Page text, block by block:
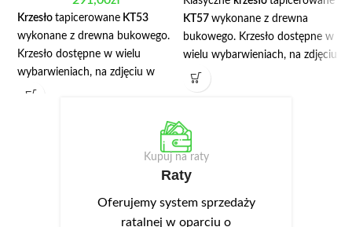
Krzesło tapicerowane KT53
wykonane z drewna bukowego.
Krzesło dostępne w wielu
wybarwieniach, na zdjęciu w
kolorze jabłoń. Cena dotyczy
siedziskiem, może być również z
dostępne również podłokietniki.
KT57 wykonane z drewna
bukowego. Krzesło dostępne w
wielu wybarwieniach, na zdjęciu
w kolorze dąb lefkas. Cena
dotyczy krzesła z
może być również z siedziskiem
twardym. W opcji dostępne
również podłokietniki.
Kupuj na raty
Raty
Oferujemy system sprzedaży
ratalnej w oparciu o